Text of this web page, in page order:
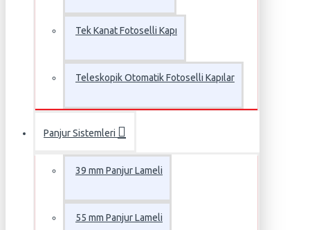
Tek Kanat Fotoselli Kapı
Teleskopik Otomatik Fotoselli Kapılar
Panjur Sistemleri
39 mm Panjur Lameli
55 mm Panjur Lameli